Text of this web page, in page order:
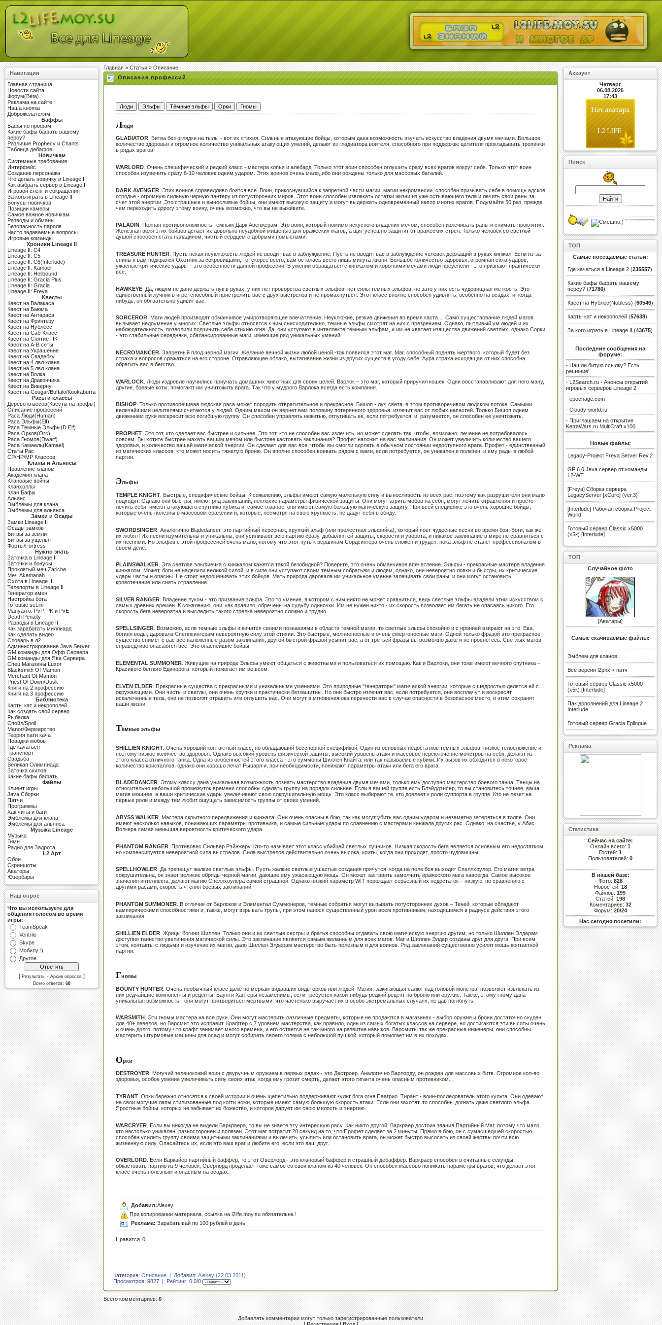
Навигация
Главная страница
Новости сайта
Форум(Beta)
Реклама на сайте
Наша кнопка
Доброжелателям
Баффы
Бафы по профам
Какие бафы бафать вашему
персу?
Различие Prophecy и Chants
Таблица дебафов
Новичкам
Системные требования
Интерфейс
Создание персонажа
Что делать новичку в Lineage II
Как выбрать сервер в Lineage II
Игровой сленг и сокращения
За кого играть в Lineage II
Бонусы новичков
Позиции камеры
Самое важное новичкам
Разводы и обманы
Безопасность пароля
Часто задаваемые вопросы
Игровые команды
Хроники Lineage II
Lineage II: C4
Lineage II: C5
Lineage II: C6(Interlude)
Lineage II: Kamael
Lineage II: Hellbound
Lineage II: Gracia Plus
Lineage II: Gracia
Lineage II: Freya
Квесты
Квест на Валакаса
Квест на Баюма
Квест на Антараса
Квест на Фринтезу
Квест на Нублесс
Квест на Саб-Класс
Квест на Снятие ПК
Квест на A-B сеты
Квест на Украшение
Квест на Свадебку
Квест на 4 лвл клана
Квест на 5 лвл клана
Квест на Волка
Квест на Дракончика
Квест на Виверну
Квест на Cougar/Buffalo/Kookaburra
Расы и классы
Дерево классов(Квесты на профы)
Описание профессий
Раса Люди(Human)
Раса Эльфы(Elf)
Раса Темные Эльфы(D.Elf)
Раса Орков(Orc)
Раса Гномов(Dwarf)
Раса Камаель(Kamael)
Cтаты Рас
CP/HP/MP Классов
Кланы и Альянсы
Правление кланом
Академия клана
Клановые войны
Кланхоллы
Клан Бафы
Альянс
Эмблемы для клана
Эмблемы для альянса
Замки и Осады
Замки Lineage II
Осады замков
Битвы за земли
Битвы за ущелья
Форты/Fortress
Нужно знать
Заточка в Lineage II
Заточки и бонусы
Проклятый меч Zariche
Меч Akamanah
Охота в Lineage II
Телепорты в Lineage II
Генератор имен
Настройка бота
Готовые set.ini
Мануал о: PvP, PK и PvE
Death Penalty
Разводы в Lineage II
Как заработать миллиард
Как сделать видео
Словарь в л2
Администрирование Java Server
GM команды для Офф Сервера
GM команды для Ява Сервера
Cпец Магазины Luxor
Blacksmith Of Mamon
Merchant Of Mamon
Priest Of Down/Dusk
Книги на 2 профессию
Книги на 3 профессию
Библиотека
Карты кат и некрополей
Как создать свой сервер
Рыбалка
Спойл/Spoil
Manor/Фермерство
Теория пати кача
Повадки мобов
Где качаться
Транспорт
Свадьба
Великая Олимпиада
Заточка скилов
Какие бафы бафать
Файлы
Клиент игры
Java Сборки
Патчи
Программы
Хак,читы и баги
Эмблемы для клана
Эмблемы для альянса
Музыка Lineage
Музыка
Гимн
Радио для Задрота
L2 Арт
Обои
Скриншоты
Аваторы
Юзербары
Наш опрос
Что вы используете для
общения голосом во время
игры:
TeamSpeak
Ventrilo
Skype
Мобилу :)
Другое
[ Результаты · Архив опросов ]
Всего ответов: 68
Главная»Статьи» Описание
Описание профессий
Люди
GLADIATOR . Битва без оглядки на тылы - вот их стихия. Сильные атакующие бойцы, которым дана возможность изучать искусство владения двумя мечами. Большое
количество здоровья и огромное количество уникальных атакующих умений, делают из гладиатора воителя, способного при поддержке целителя прокладывать тропинки
в рядах врагов.
WARLORD . Очень специфический и редкий класс - мастера копья и алебард. Только этот воин способен оглушить сразу всех врагов вокруг себя. Только этот воин
способен изувечить сразу 8-10 человек одним ударом. Этих воинов очень мало, ибо они рождены только для массовых баталий.
DARK AVENGER . Этих воинов справедливо боятся все. Воин, прикоснувшийся к запретной части магии, магии некромансии, способен призывать себе в помощь адское
отродье - огромную сильную черную пантеру из потусторонних миров. Этот воин способен извлекать остатки жизни из уже остывающего тела и лечить свои раны за
счет этой энергии. Это страшные и выносливые бойцы, они имеют высокую защиту и могут выдержать одновременный напор многих врагов. Подумайте 50 раз, прежде
чем переходить дорогу этому воину, очень возможно, что вы не выживите.
PALADIN
. Полная противоположность темным Дарк Авенжерам. Это воин, который помимо искусного владения мечом, способен излечивать раны и снимать проклятия.
Железная воля этих бойцов делает их довольно неудобной мишенью для вражеских магов, а щит успешно защитит от вражеских стрел. Только человек со светлой
душой способен стать паладином, чистый сердцем с добрыми помыслами.
TREASURE HUNTER . Пусть некая неуклюжесть людей не вводит вас в заблуждение. Пусть не вводит вас в заблуждение человек держащий в руках кинжал. Если из-за
спины к вам подкрался Охотник за сокровищами, то, скорее всего, вам осталась всего лишь минута жизни. Большое количество здоровья, огромная сила ударов,
ужасные критические удары – это особенности данной профессии. В умении обращаться с кинжалом и короткими мечами люди преуспели - это признают практически
все.
HAWKEYE . Да, людям не дано держать лук в руках, у них нет проворства светлых эльфов, нет силы темных эльфов, но зато у них есть чудовищная меткость. Это
единственный лучник в игре, способный пристрелить вас с двух выстрелов и не промахнуться. Этот класс вполне способен удивлять, особенно на осадах, и, когда-
нибудь, он обязательно удивит вас.
SORCEROR . Маги людей производят обманчивое умиротворяющее впечатление. Неуклюжие, резкие движения во время каста ... Само существование людей магов
вызывает недоумение у многих. Светлые эльфы относятся к ним снисходительно, темные эльфы смотрят на них с презрением. Однако, пытливый ум людей и их
наблюдательность, позволили подчинить себе стихию огня. Да, они уступают в интеллекте темным эльфам, и им не хватает изящества движений светлых, однако Сорки
- это стабильные середняки, сбалансированные маги, имеющие ряд уникальных умений.
NECROMANCER. Запретный плод черной магии. Желание вечной жизни любой ценой -так появился этот маг. Маг, способный поднять мертвого, который будет без
страха и вопросов сражаться на его стороне. Отравляющее облако, вытягивание жизни из других существ в угоду себе. Аура страха исходящая от них способна
обратить вас в бегство.
WARLOCK . Люди издревле научились приучать домашних животных для своих целей. Варлок – это маг, который приручил кошек. Одни восстанавливают для него ману,
другие, боевые коты, помогают им уничтожить врага. Так что у мудрого Варлока всегда есть компания.
BISHOP . Только противоречивая людская раса может породить отвратительное и прекрасное. Бишоп - луч света, в этом противоречивом людском потоке. Самыми
величайшими целителями считаются у людей. Одним махом он вернет вам половину потерянного здоровья, излечит вас от любых напастей. Только Бишоп одним
движением руки воскресит всю погибшую группу. Он способен управлять нежитью, отпугивать ее, если потребуется, и, разумеется, он способен ее уничтожать.
PROPHET . Это тот, кто сделает вас быстрее и сильнее. Это тот, кто не способен вас излечить, но может сделать так, чтобы, возможно, лечение не потребовалось
совсем. Вы хотите быстрее махать вашим мечом или быстрее кастовать заклинания? Профет наложит на вас заклинания. Он может увеличить количество вашего
здоровья, и количество вашей магической энергии. Он сделает для вас все, чтобы вы смогли одолеть в обычном состоянии недоступного врага. Профет - единственный
из магических классов, кто может носить тяжелую броню. Он вполне способен воевать рядом с вами, если потребуется, он уникален и полезен, и ему рады в любой
партии.
Эльфы
TEMPLE KNIGHT . Быстрые, специфические бойцы. К сожалению, эльфы имеют самую маленькую силу и выносливость из всех рас, поэтому как разрушители они мало
подходят. Однако они быстры, имеют ряд заклинаний, неплохие параметры физической защиты. Они могут агрить мобов на себя, могут лечить отравления и просто
лечить себя, имеют атакующего спутника-кубика и, самое главное, они имеют самую большую магическую защиту. При всей специфике это очень хорошие бойцы,
которые очень полезны в массовом сражении и, которые, несмотря на свою хрупкость, не дадут себя в обиду.
SWORDSINGER . Аналогично Bladedancer, это партийный персонаж, хрупкий эльф (или прелестная эльфийка), который поет чудесные песни во время боя. Боги, как же
их любят! Их песни изумительны и уникальны, они усиливают всю партию сразу, добавляя ей защиты, скорости и уворота, и никакое заклинание в мире не сравниться с
их песнями. Но эльфов с этой профессией очень мало, потому что этот путь к вершинам Сордсингера очень сложен и труден, пока эльф не станет профессионалом в
своем деле.
PLAINSWALKER . Эта светлая эльфиечка с кинжалом кажется такой безобидной? Поверьте, это очень обманчивое впечатление. Эльфы - прекрасные мастера владения
кинжалом. Может, боги не наделили великой силой, и в силе они уступают своим темным собратьям и людям, однако, они невероятно ловки и быстры, их критические
удары часты и опасны. Не стоит недооценивать этих бойцов. Мать природа даровала им уникальное умение залечивать свои раны, и они могут остановить
кровотечение или снять отравление.
SILVER RANGER . Владение луком - это призвание эльфа. Это то умение, в котором с ним никто не может сравниться, ведь светлые эльфы владели этим искусством с
самых древних времен. К сожалению, они, как правило, обречены на судьбу одиночки. Им не нужен никто - их скорость позволяет им бегать не опасаясь никого. Его
скорость бега невероятна и выследить такого стрелка невероятно сложно и трудно.
SPELLSINGER. Возможно, если темные эльфы и кичатся своими познаниями в области темной магии, то светлые эльфы спокойно и с иронией взирают на это. Ева,
богиня воды, даровала Спеллсингерам невероятную силу этой стихии. Это быстрые, молниеносные и очень смертоносные маги. Одной только фразой это прекрасное
существо снимет с вас все наложенные разом заклинания, другой быстрой фразой усыпит вас, а от третьей фразы вы возможно даже и не проснетесь. Светлых магов
справедливо опасаются все. Это опаснейшие бойцы.
ELEMENTAL SUMMONER . Живущие на природе Эльфы умеют общаться с животными и пользоваться их помощью. Как и Варлоки, они тоже имеют вечного спутника –
Красивого беглого Единорога, который помогает им во всем.
ELVEN ELDER . Прекрасные существа с прекрасными и уникальными умениями. Это природные "генераторы" магической энергии, которые с щедростью делятся ей с
окружающими. Они чисты и светлы, они очень хрупки и практически беззащитны. Но они быстро излечат вас, если потребуется, они восплачут и воскресят
искалеченные тела, они не позволят отравить или оглушить вас. Они могут в мгновения ока перенести вас в случае опасности в безопасное место, и этим сохранят
ваши жизни.
Тёмные эльфы
SHILLIEN KNIGHT . Очень хороший контактный класс, но обладающий бесспорной спецификой. Один из основных недостатков темных эльфов, низкое телосложение и
поэтому низкое количество здоровья. Однако высокий уровень физической защиты, высокий уровень атаки и массовое переключение монстров на себя, делают из
этого класса отличного танка. Одна из особенностей этого класса - это суммоны Шиллен Кнайта, или так называемые кубики. Их вызов их обходится в некоторое
количество кристаллов, однако они хорошо лечат Рыцаря и, при необходимости, понижают параметры атаки или бега его врага.
BLADEDANCER. Этому классу дана уникальная возможность познать мастерство владения двумя мечами, только ему доступно мастерство боевого танца. Танцы на
относительно небольшой промежуток времени способны сделать группу на порядок сильнее. Если в вашей группе есть Блэйддэнсер, то вы становитесь точнее, ваша
магия мощнее, а ваши критические удары увеличивают свою сокрушительную мощь. Это класс выбирают те, кто довлеет к роли суппорта в группе. Кто не лезет на
первые роли и между тем любит ощущать зависимость группы от своих умений.
ABYSS WALKER . Мастера скрытного передвижения и кинжала. Они очень опасны в бою, так как могут убить вас одним ударом и незаметно затеряться в толпе. Они
имеют несколько навыков, понижающих параметры противника, и самые сильные удары по сравнению с мастерами кинжала других рас. Однако, на счастье, у Абис
Волкера самая меньшая вероятность критического удара.
PHANTOM RANGER . Противовес Сильвер Рэйнжеру. Кто-то называет этот класс убийцей светлых лучников. Низкая скорость бега является основным его недостатком,
но компенсируется невероятной сила выстрелов. Сила выстрелов действительно очень высока, криты, когда они проходят, просто чудовищны.
SPELLHOWLER . Да трепещут жалкие светлые эльфы. Пусть жалкие светлые ушастые создания прячутся, когда на поле боя выходит Спеллхоулер. Его магия ветра
сокрушительна, он знает великие обряды черной магии, дающие ему ужасающую мощь. Он может заставить замолчать вражеского мага навсегда. Самое высокое
значения интеллекта, делают магию Спеллхоулера самой страшной. Однако низкий параметр WIT порождает серьезный их недостаток – низкую, по сравнению с
другими расами, скорость чтения боевых заклинаний.
PHANTOM SUMMONER . В отличие от Варлоков и Элементал Суммонеров, темные собратья могут вызывать потусторонних духов – Теней, которые обладают
вампирическими способностями и, также, могут взрывать трупы, при этом нанося существенный урон всем противникам, находящимся в радиусе действия этого
заклинания.
SHILLIEN ELDER . Жрицы богини Шиллен. Только они и их светлые сестры и братья способны отдавать свою магическую энергию другим, но только Шиллен Элдерам
доступно таинство увеличения магической силы. Это заклинание является самым желанным для всех магов. Маг и Шиллен Элдер созданы друг для друга. При всем
этом, контакты с людьми и изучение их магии, дало Шиллен Элдерам мастерство быть полезным и для воинов. Ряд заклинаний существенно усилят мощь контактной
партии.
Гномы
BOUNTY HUNTER . Очень необычный класс даже по меркам видавших виды орков или людей. Магия, зажигающая салют над головой монстра, позволяет извлекать из
них редчайшие компоненты и рецепты. Баунти Хантеры незаменимы, если требуется какой-нибудь редкий рецепт на броню или оружие. Также, этому гному дана
уникальная возможность - они могут притвориться мертвыми, что частенько выручает их в особо экстремальных случаях, не дав погибнуть.
WARSMITH
. Эти гномы мастера на все руки. Они могут мастерить различные предметы, которые не продаются в магазинах - выбор оружия и брони достаточно скуден
для 40+ левелов, но Варсмит это исправит. Крафтер с 7 уровнем мастерства, как правило, один из самых богатых классов на сервере, но достигаются эти высоты очень
и очень долго, потому что крафт занимает много времени, и его остается не так много на развитие навыков. Варсмиты так же прекрасные инженеры, они способны
мастерить штурмовые машины для осад и могут собирать своего голема с небольшой пушкой, который помогает им в их походах.
Орки
DESTROYER . Могучий зеленокожий воин с двуручным оружием в первых рядах - это Дестроер. Аналогично Варлорду, он рожден для массовых битв. Огромное кол-во
здоровья, особое умение увеличивать силу своих атак, когда ему грозит смерть, делает этого гиганта очень опасным противником.
TYRANT . Орки бережно относятся к своей истории и очень щепетильно поддерживают культ бога огня Паагрио. Тирант - воин-последователь этого культа. Они одевают
на свои могучие лапы стилизованные под когти ножи, которые имеют самую большую скорость атаки. Если они захотят, то способны догнать даже светлого эльфа.
Яростные бойцы, которых не забывает их божество, и которое дарует им свою милость и энергию.
WARCRYER . Если вы никогда не видели Варкраера, то вы не знаете эту интересную расу. Как никто другой, Варкраер достоин звания Партийный Маг, потому что мало
кто настолько уникален, разносторонен и полезен. Этот маг потратит 20 секунд на то, что Профет сделает за 2 минуты. Прямо в бою, он с сумасшедшей скоростью
способен усилить группу своими защитными заклинаниями и вылечить, усыпить или остановить врага, он может быстро высосать из своей жертвы почти всю
жизненную силу. Опасайтесь их, если это ваш враг и любите его, если это ваш друг.
OVERLORD . Если Варкайер партийный баффер, то этот Оверлорд - это клановый баффер и страшный дебаффер. Варкраер способен в считанные секунды
обкастовать партию из 9 человек, Оверлорд проделает тоже самое со свои кланом из 40 человек. Он способен массово понижать параметры врагов, что делает этот
класс очень полезным и опасным на осадах.
Добавил:Alexey
При копировании материала, ссылка на l2life.moy.su обязательна !
Реклама: Зарабатывай по 100 рублей в день!
Нравится 0
Категория: Описание | Добавил: Alexey (22.03.2011)
Просмотров: 9827 | Рейтинг: 0.0/0
Всего комментариев:0
Добавлять комментарии могут только зарегистрированные пользователи.
Аккаунт
Четверг
06.08.2026
17:43
Поиск
ТОП
Самые посещаемые статьи:
Где качаться в Lineage 2 (235557)
Какие бафы бафать вашему
персу? (71780)
Квест на Нублес(Nobless) (60546)
Карты кат и некрополей (57638)
За кого играть в Lineage II (43675)
Последние сообщения на
форуме:
- Нашли битую ссылку? Есть
решение!
- L2Search.ru - Анонсы открытий
игровых серверов Lineage 2
- epochage.com
- Cloudy-world.ru
- Приглашаем на открытие
KetraWars.ru MultiCraft x100
Новые файлы:
Legacy-Project Freya Server Rev.2
GF 6.0 Java сервер от команды
L2-WT
[Freya] Сборка сервера
LegacyServer [xCore] (ver.3)
[Interlude] Рабочая сборка Project-
World
Готовый сервер Classic x5000
(х5к) [Interlude]
ТОП
Случайное фото
[Аватары]
Самые скачиваемые файлы:
Эмблем для кланов
Все версии l2phx + патч
Готовый сервер Classic x5000
(х5к) [Interlude]
Пак дополнений для Lineage 2
Interlude
Готовый сервер Gracia Epilogue
Реклама
Статистика
Сейчас на сайте:
Онлайн всего: 1
Гостей: 1
Пользователей: 0
В нашей базе:
Фото: 828
Новостей: 18
Файлов: 199
Статей: 198
Коментариев: 32
Форум: 20/24
Нас сегодня посетили: